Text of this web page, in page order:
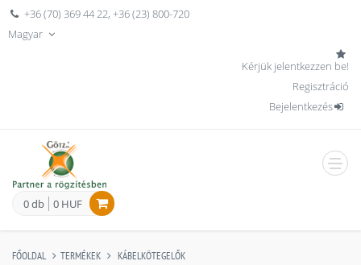
+36 (70) 369 44 22,+36 (23) 800-720
Magyar
Kérjük jelentkezzen be!
Regisztráció
Bejelentkezés
0 db 0 HUF
FŐOLDAL TERMÉKEK KÁBELKÖTEGELŐK